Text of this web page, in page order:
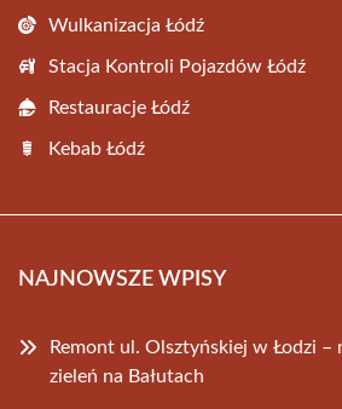
Wulkanizacja Łódź
Stacja Kontroli Pojazdów Łódź
Restauracje Łódź
Kebab Łódź
NAJNOWSZE WPISY
Remont ul. Olsztyńskiej w Łodzi
zieleń na Bałutach